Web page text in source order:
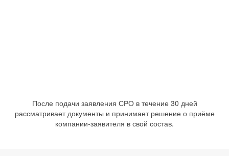
После подачи заявления СРО в течение 30 дней
рассматривает документы и принимает решение о приёме
компании-заявителя в свой состав.